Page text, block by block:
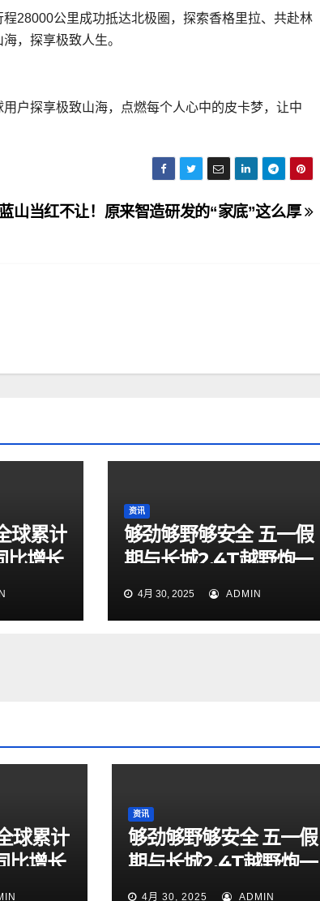
28000公里成功抵达北极圈，探索香格里拉、共赴林
，探享极致人生。
户探享极致山海，点燃每个人心中的皮卡梦，让中
山当红不让！原来智造研发的“家底”这么厚
球累计
比增长
卡销
资讯
够劲够野够安全 五一假
期与长城2.4T越野炮一
起探索山海秘境
4月 30, 2025 ADMIN
球累计
比增长
卡销
资讯
够劲够野够安全 五一假
期与长城2.4T越野炮一
起探索山海秘境
4月 30, 2025 ADMIN